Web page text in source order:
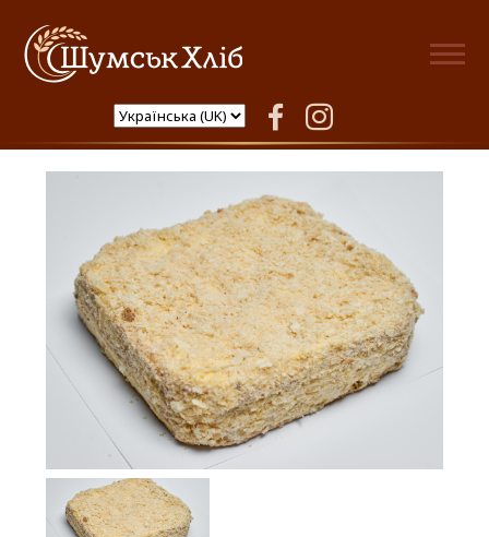
Шумськ Хліб
facebookinstagram
Перекладанець Наполеон